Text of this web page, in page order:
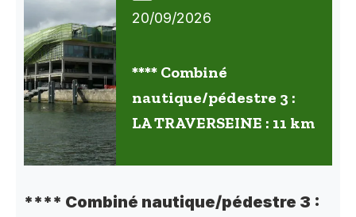
20/09/2026
**** Combiné
nautique/pédestre 3 :
LA TRAVERSEINE : 11 km
**** Combiné nautique/pédestre 3 :